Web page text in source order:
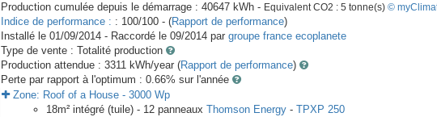
Production cumulée depuis le démarrage : 40647 kWh - Equivalent CO2 : 5 tonne(s) ©
Indice de performance : : 100/100 - (Rapport de performance)
Installé le 01/09/2014 - Raccordé le 09/2014 par groupe france ecoplanete
Type de vente : Totalité production
Production attendue : 3311 kWh/year (Rapport de performance)
Perte par rapport à l'optimum : 0.66% sur l'année
Zone: Roof of a House - 3000 Wp
18m² intégré (tuile) - 12 panneaux Thomson Energy - TPXP 250